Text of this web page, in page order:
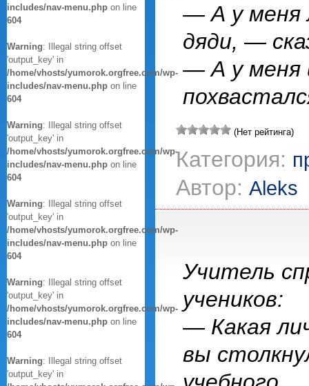
includes/nav-menu.php on line
604
Warning: Illegal string offset
'output_key' in
/home/vhosts/yumorok.orgfree.com/wp-
includes/nav-menu.php on line
604
Warning: Illegal string offset
'output_key' in
/home/vhosts/yumorok.orgfree.com/wp-
includes/nav-menu.php on line
604
Warning: Illegal string offset
'output_key' in
/home/vhosts/yumorok.orgfree.com/wp-
includes/nav-menu.php on line
604
Warning: Illegal string offset
'output_key' in
/home/vhosts/yumorok.orgfree.com/wp-
includes/nav-menu.php on line
604
Warning: Illegal string offset
'output_key' in
— А у меня
дяди, —
— А у
(Нет рейтинга)
Категория:
Автор: Aleks
Учитель
учеников:
— Какая
вы